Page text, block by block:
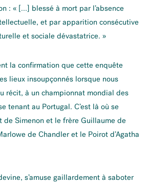
: « […] blessé à mort par l’absence
et par apparition consécutive
et sociale dévastatrice. »
la confirmation que cette enquête
lieux insoupçonnés lorsque nous
récit, à un championnat mondial des
tenant au Portugal. C’est là où se
de Simenon et le frère Guillaume de
de Chandler et le Poirot d’Agatha
s’amuse gaillardement à saboter